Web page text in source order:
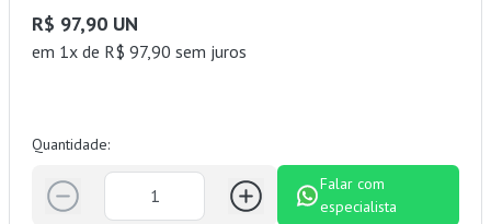
R$ 97,90 UN
em 1x de R$ 97,90 sem juros
Quantidade:
Falar com
especialista